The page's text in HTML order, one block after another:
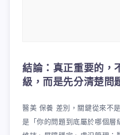
結論：真正重要的，
級，而是先分清楚問
醫美 保養 差別，關鍵從來不
是「你的問題到底屬於哪個層